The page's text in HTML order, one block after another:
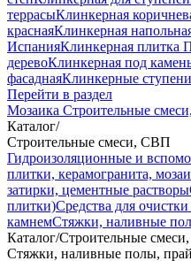
террасыКлинкерная
краснаяКлинкерная
ИспанияКлинкерная плитка
деревоКлинкерная под
фасаднаяКлинкерные ступени
Перейти в раздел
Мозаика Строительные
Каталог/
Строительные смеси, СВП
Гидроизоляционные и
плитки, керамогранита,
затирки, цементные растворы
плитки)Средства для
камнемСтяжки, наливные
Каталог/Строительные
Стяжки, наливные полы,